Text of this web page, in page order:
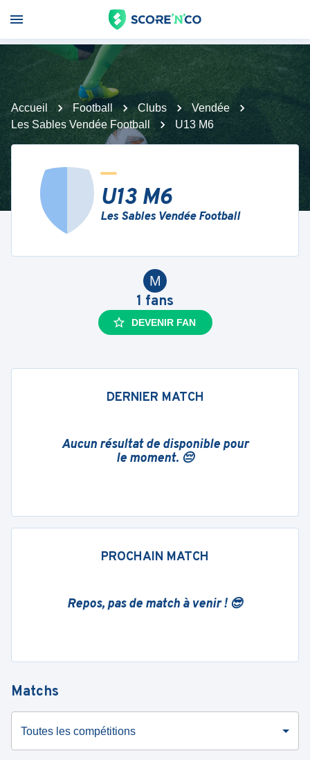
Accueil Football Clubs
Vendée
Les Sables Vendée Football
U13 M6
U13 M6
Les Sables Vendée Football
M
1 fans
DEVENIR FAN
DERNIER MATCH
Aucun résultat de disponible pour
le moment. 😔
PROCHAIN MATCH
Repos, pas de match à venir ! 😎
Matchs
Toutes les compétitions